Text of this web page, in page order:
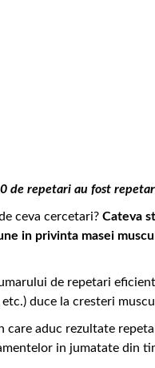
repetari au fost
ceva cercetari? Cateva
in privinta masei
de repetari
duce la cresteri
care aduc rezultate
in jumatate din